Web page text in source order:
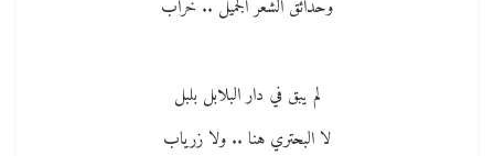
وحدائق الشعر الجميل .. خراب
لم يبق في دار البلابل بلبل
لا البحتري هنا .. ولا زرياب